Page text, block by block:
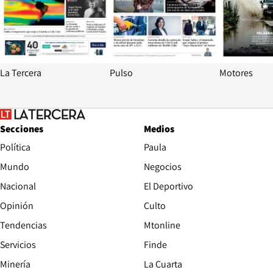
La Tercera Pulso Motores
Secciones
Política
Mundo
Nacional
Opinión
Tendencias
Servicios
Minería
Medios
Paula
Negocios
El Deportivo
Culto
Mtonline
Finde
La Cuarta